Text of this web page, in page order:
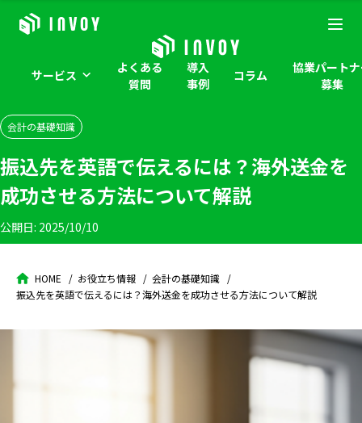
サービス
よくある
質問
導入
事例
コラム
協業パート
募集
会計の基礎知識
振込先を英語で伝えるには？海外送金を
成功させる方法について解説
公開日: 2025/10/10
HOME お役立ち情報
会計の基礎知識
振込先を英語で伝えるには？海外送金を成功させる方法について解説